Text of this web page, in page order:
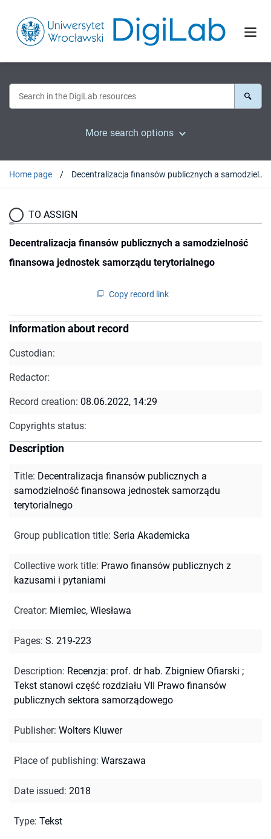
More search options
Home page Decentralizacja finansów publicznych a samodzielność finansowa jednostek samorządu terytorialnego
TO ASSIGN
Decentralizacja finansów publicznych a samodzielność
finansowa jednostek samorządu terytorialnego
Copy record link
Information about record
Custodian:
Redactor:
Record creation: 08.06.2022, 14:29
Copyrights status:
Description
Title: Decentralizacja finansów publicznych a
samodzielność finansowa jednostek samorządu
terytorialnego
Group publication title: Seria Akademicka
Collective work title: Prawo finansów publicznych z
kazusami i pytaniami
Creator: Miemiec, Wiesława
Pages: S. 219-223
Description: Recenzja: prof. dr hab. Zbigniew Ofiarski ;
Tekst stanowi część rozdziału VII Prawo finansów
publicznych sektora samorządowego
Publisher: Wolters Kluwer
Place of publishing: Warszawa
Date issued: 2018
Type: Tekst